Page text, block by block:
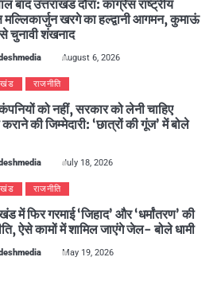
बाद उत्तराखंड दौरा: कांग्रेस राष्ट्रीय
मल्लिकार्जुन खरगे का हल्द्वानी आगमन, कुमाऊं
चुनावी शंखनाद
August 6, 2026
राजनीति
को नहीं, सरकार को लेनी चाहिए
कराने की जिम्मेदारी: ‘छात्रों की गूंज’ में बोले
July 18, 2026
राजनीति
में फिर गरमाई ‘जिहाद’ और ‘धर्मांतरण’ की
ऐसे कामों में शामिल जाएंगे जेल- बोले धामी
May 19, 2026